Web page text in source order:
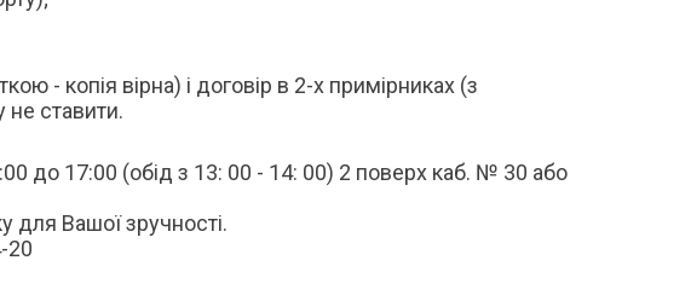
- копія вірна) і договір в 2-х примірниках (з
не ставити.
до 17:00 (обід з 13: 00 - 14: 00) 2 поверх каб. № 30 або
для Вашої зручності.
20